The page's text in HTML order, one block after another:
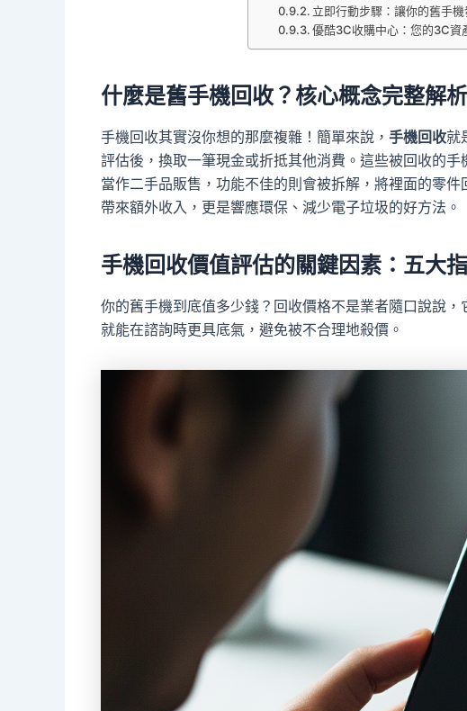
立即行動步驟：讓你的舊手機
優酷3C收購中心：您的3C資
什麼是舊手機回收？核心概念完整解析
手機回收其實沒你想的那麼複雜！簡單來說， 手機回收就
評估後，換取一筆現金或折抵其他消費。這些被回收的
當作二手品販售，功能不佳的則會被拆解，將裡面的零
帶來額外收入，更是響應環保、減少電子垃圾的好方法。
手機回收價值評估的關鍵因素：五大
你的舊手機到底值多少錢？回收價格不是業者隨口說說
就能在諮詢時更具底氣，避免被不合理地殺價。